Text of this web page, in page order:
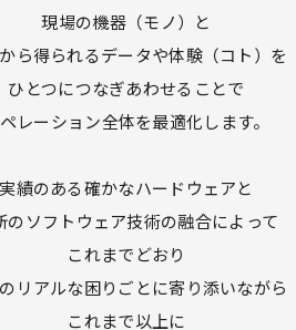
現場の機器（モノ）と
ら得られるデータや体験（コト）を
ひとつにつなぎあわせることで
レーション全体を最適化します。
実績のある確かなハードウェアと
のソフトウェア技術の融合によって
これまでどおり
リアルな困りごとに寄り添いながら
これまで以上に